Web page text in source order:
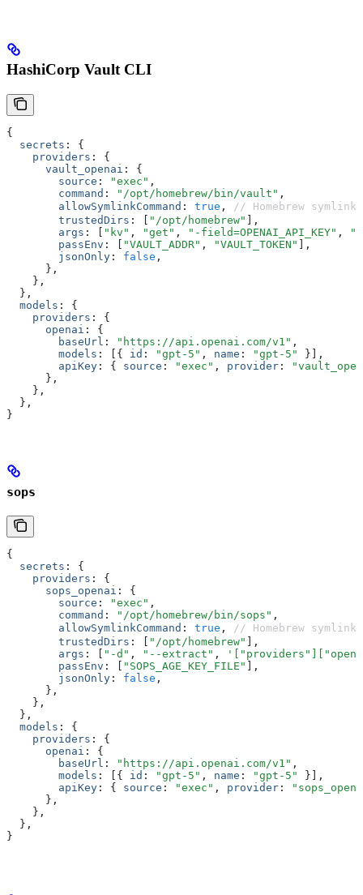
HashiCorp Vault CLI
{
  secrets
:
{
    providers
:
{
      vault_openai
:
{
        source
: "exec" ,
        command
: "/opt/homebrew/bin/vault" ,
        allowSymlinkCommand
: true ,
// Homebrew
        trustedDirs
: [ "/opt/homebrew" ] ,
        args
: [ "kv" , "get" , "-field=OPENAI_API_KEY" ,
        passEnv
: [ "VAULT_ADDR" , "VAULT_TOKEN" ] ,
        jsonOnly
: false ,
      }
,
    }
,
  }
,
  models
:
{
    providers
:
{
      openai
:
{
        baseUrl
: "https://api.openai.com/v1" ,
        models
: [{ id : "gpt-5" , name : "gpt-5" }] ,
        apiKey
: { source : "exec" , provider :
      }
,
    }
,
  }
,
}
sops
{
  secrets
:
{
    providers
:
{
      sops_openai
:
{
        source
: "exec" ,
        command
: "/opt/homebrew/bin/sops" ,
        allowSymlinkCommand
: true ,
// Homebrew
        trustedDirs
: "/opt/homebrew"
,
        args
: "-d" , "--extract" ,
        passEnv
: "SOPS_AGE_KEY_FILE"
,
        jsonOnly
: false ,
      }
,
    }
,
  }
,
  models
:
{
    providers
:
{
      openai
:
{
        baseUrl
: "https://api.openai.com/v1" ,
        models
: [{ id : "gpt-5" , name : "gpt-5" }]
,
        apiKey
: { source : "exec" , provider :
      }
,
    }
,
  }
,
}